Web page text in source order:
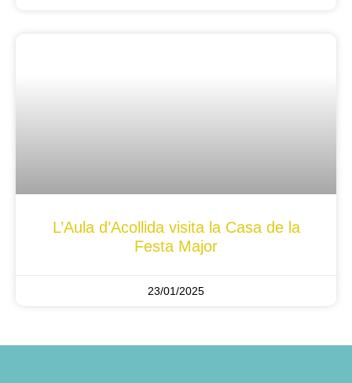
L’Aula d’Acollida visita la Casa de la
Festa Major
23/01/2025